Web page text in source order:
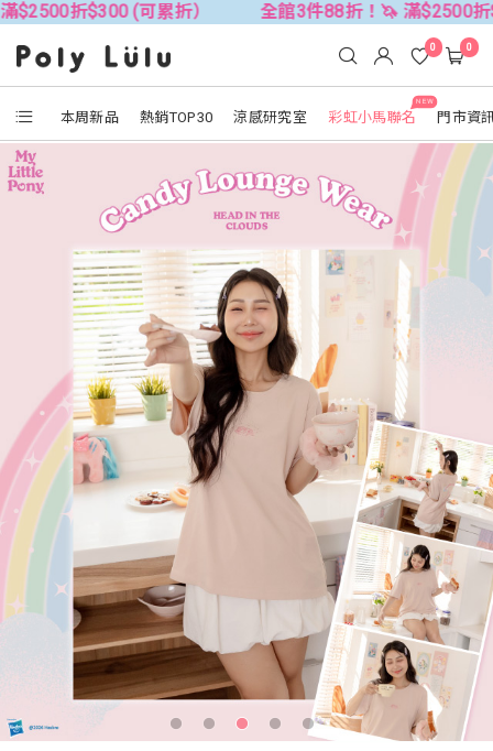
(可累折） 全館3件88折！🦄 滿$2500折$300 (可累
本周新品 熱銷TOP30 涼感研究室
NEW
彩虹小馬聯名 門市資
0 0